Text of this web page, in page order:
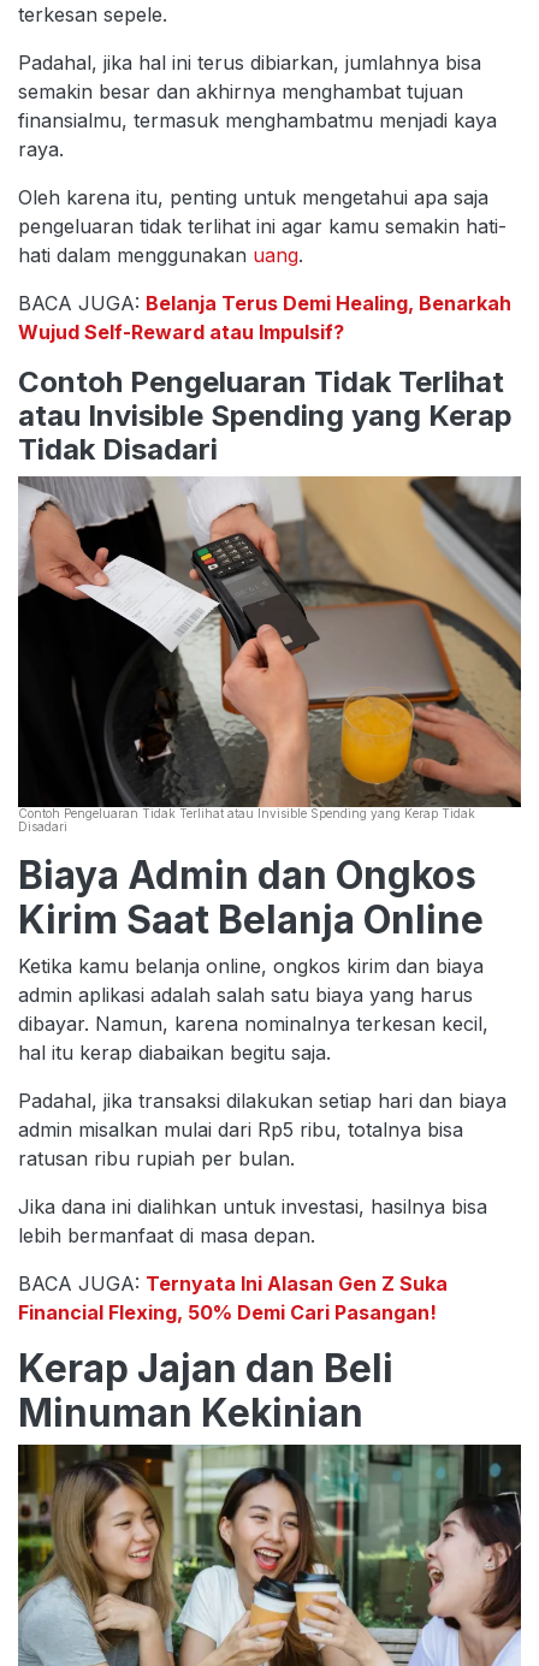
terkesan sepele.
Padahal, jika hal ini terus dibiarkan, jumlahnya bisa
semakin besar dan akhirnya menghambat tujuan
finansialmu, termasuk menghambatmu menjadi kaya
raya.
Oleh karena itu, penting untuk mengetahui apa saja
pengeluaran tidak terlihat ini agar kamu semakin hati-
hati dalam menggunakan uang.
BACA JUGA: Belanja Terus Demi Healing, Benarkah
Wujud Self-Reward atau Impulsif?
Contoh Pengeluaran Tidak Terlihat
atau Invisible Spending yang Kerap
Tidak Disadari
Contoh Pengeluaran Tidak Terlihat atau Invisible Spending yang Kerap Tidak
Disadari
Biaya Admin dan Ongkos
Kirim Saat Belanja Online
Ketika kamu belanja online, ongkos kirim dan biaya
admin aplikasi adalah salah satu biaya yang harus
dibayar. Namun, karena nominalnya terkesan kecil,
hal itu kerap diabaikan begitu saja.
Padahal, jika transaksi dilakukan setiap hari dan biaya
admin misalkan mulai dari Rp5 ribu, totalnya bisa
ratusan ribu rupiah per bulan.
Jika dana ini dialihkan untuk investasi, hasilnya bisa
lebih bermanfaat di masa depan.
BACA JUGA: Ternyata Ini Alasan Gen Z Suka
Financial Flexing, 50% Demi Cari Pasangan!
Kerap Jajan dan Beli
Minuman Kekinian